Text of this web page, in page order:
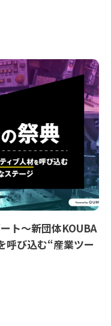
ト〜新団体KOUBA
呼び込む“産業ツー